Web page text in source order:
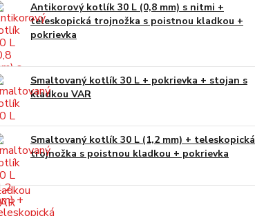
Antikorový kotlík 30 L (0,8 mm) s nitmi +
teleskopická trojnožka s poistnou kladkou +
pokrievka
Smaltovaný kotlík 30 L + pokrievka + stojan s
kladkou VAR
Smaltovaný kotlík 30 L (1,2 mm) + teleskopická
trojnožka s poistnou kladkou + pokrievka